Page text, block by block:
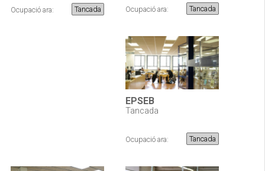
Ocupació ara: Tancada Ocupació ara: Tancada
EPSEB
Tancada
Ocupació ara: Tancada